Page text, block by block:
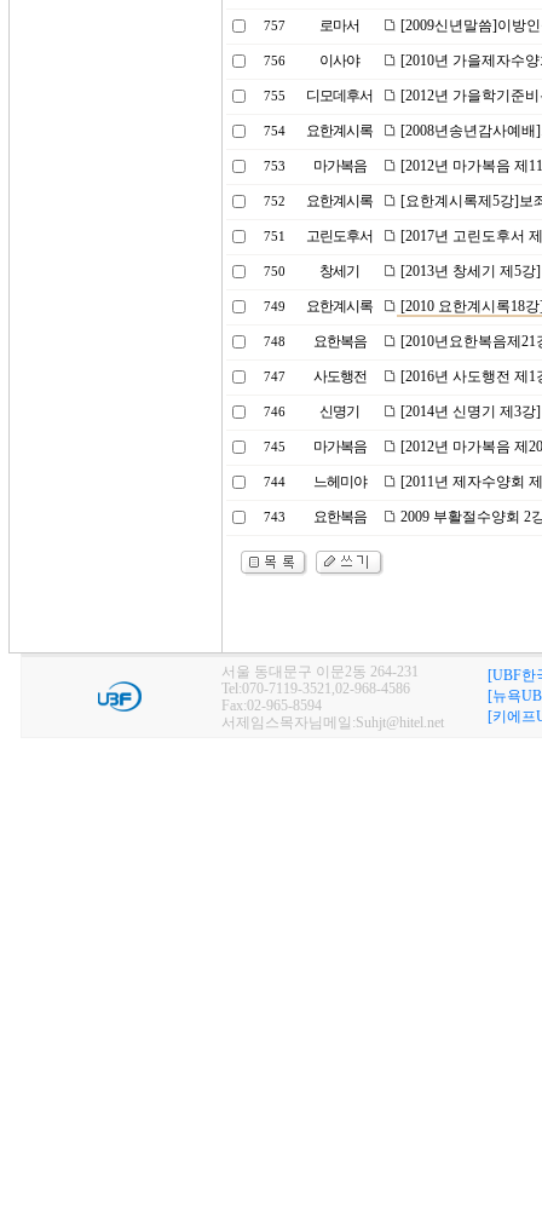
757 로마서 [2009신년말씀]이방
756 이사야 [2010년 가을제자수
755 디모데후서 [2012년 가을학기준
754 요한계시록 [2008년송년감사예
753 마가복음 [2012년 마가복음 제
752 요한계시록 [요한계시록제5강]보
751 고린도후서 [2017년 고린도후서
750 창세기 [2013년 창세기 제5
749 요한계시록 [2010 요한계시록18
748 요한복음 [2010년요한복음제
747 사도행전 [2016년 사도행전 제
746 신명기 [2014년 신명기 제3
745 마가복음 [2012년 마가복음 제
744 느헤미야 [2011년 제자수양회
743 요한복음 2009 부활절수양회 2
서울 동대문구 이문2동 264-231
Tel:070-7119-3521,02-968-4586
Fax:02-965-8594
서제임스목자님메일:Suhjt@hitel.net
[UBF한
[뉴욕
[키에프